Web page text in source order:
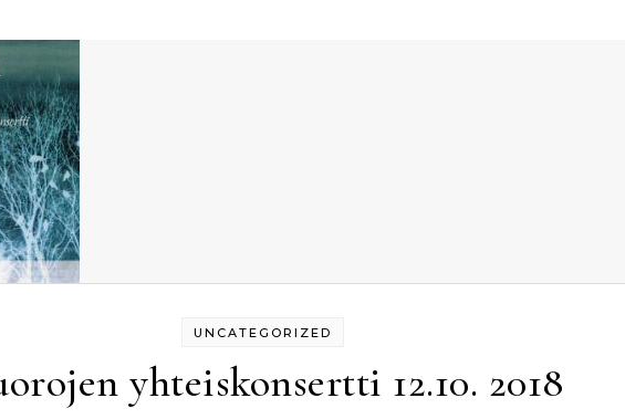
UNCATEGORIZED
yhteiskonsertti 12.10. 2018